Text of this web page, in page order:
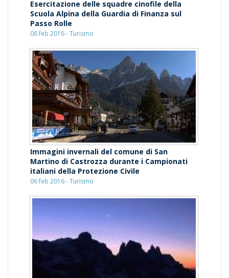
Esercitazione delle squadre cinofile della
Scuola Alpina della Guardia di Finanza sul
Passo Rolle
06 feb 2016 - Turismo
Immagini invernali del comune di San
Martino di Castrozza durante i Campionati
italiani della Protezione Civile
06 feb 2016 - Turismo